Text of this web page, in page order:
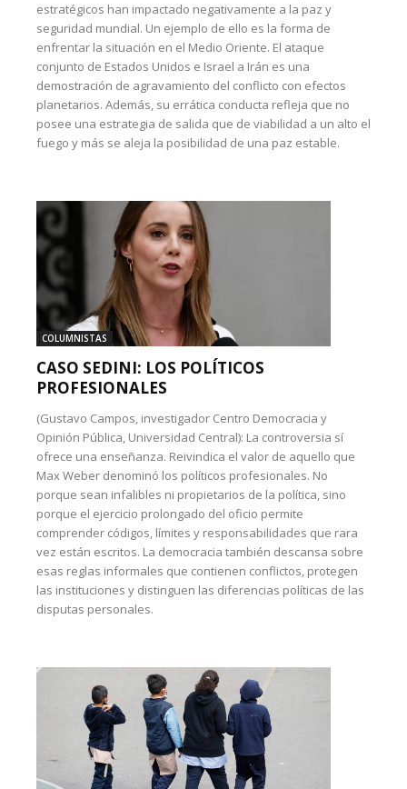
estratégicos han impactado negativamente a la paz y
seguridad mundial. Un ejemplo de ello es la forma de
enfrentar la situación en el Medio Oriente. El ataque
conjunto de Estados Unidos e Israel a Irán es una
demostración de agravamiento del conflicto con efectos
planetarios. Además, su errática conducta refleja que no
posee una estrategia de salida que de viabilidad a un alto el
fuego y más se aleja la posibilidad de una paz estable.
COLUMNISTAS
CASO SEDINI: LOS POLÍTICOS
PROFESIONALES
(Gustavo Campos, investigador Centro Democracia y
Opinión Pública, Universidad Central): La controversia sí
ofrece una enseñanza. Reivindica el valor de aquello que
Max Weber denominó los políticos profesionales. No
porque sean infalibles ni propietarios de la política, sino
porque el ejercicio prolongado del oficio permite
comprender códigos, límites y responsabilidades que rara
vez están escritos. La democracia también descansa sobre
esas reglas informales que contienen conflictos, protegen
las instituciones y distinguen las diferencias políticas de las
disputas personales.